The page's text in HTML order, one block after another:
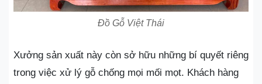
Đồ Gỗ Việt Thái
Xưởng sản xuất này còn sở hữu những bí quyết riêng
trong việc xử lý gỗ chống mọi mối mọt. Khách hàng